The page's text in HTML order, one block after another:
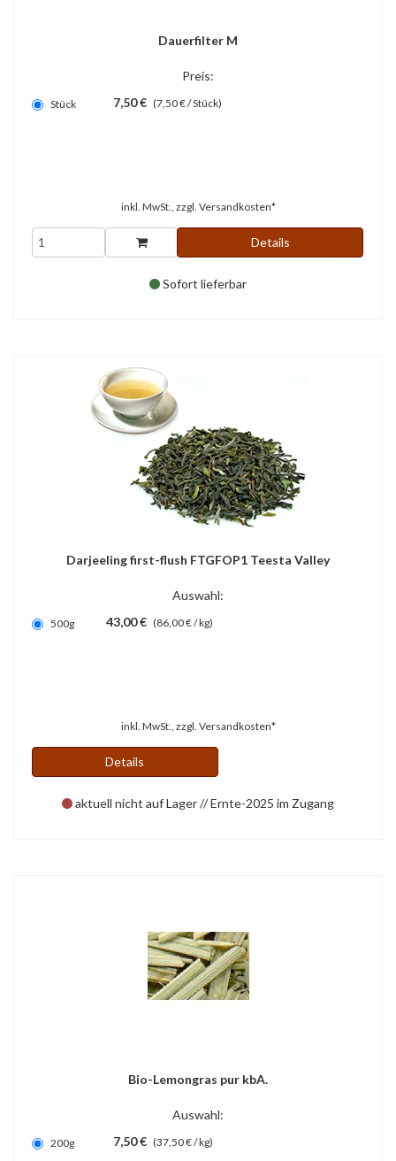
Dauerfilter M
Preis:
Stück 7,50 € (7,50 € / Stück)
inkl. MwSt., zzgl. Versandkosten*
Details
Sofort lieferbar
Darjeeling first-flush FTGFOP1 Teesta Valley
Auswahl:
500g 43,00 € (86,00 € / kg)
inkl. MwSt., zzgl. Versandkosten*
Details
aktuell nicht auf Lager // Ernte-2025 im Zugang
Bio-Lemongras pur kbA.
Auswahl:
200g 7,50 € (37,50 € / kg)